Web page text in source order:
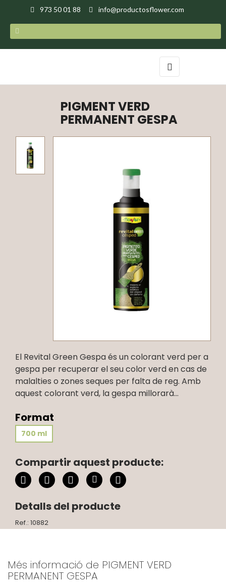
973 50 01 88 info@productosflower.com
Toggle
navigation
☰
PIGMENT VERD
PERMANENT GESPA
El Revital Green Gespa és un colorant verd per a
gespa per recuperar el seu color verd en cas de
malalties o zones seques per falta de reg. Amb
aquest colorant verd, la gespa millorarà...
Format
700 ml
Compartir aquest producte:
Detalls del producte
Ref.: 10882
Més informació de PIGMENT VERD
PERMANENT GESPA